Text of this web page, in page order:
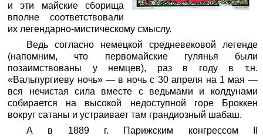
и эти майские сборища
вполне соответствовали
их легендарно-мистическому смыслу.
Ведь согласно немецкой средневековой легенде
(напомним, что первомайские гулянья были
позаимствованы у немцев), раз в году в т.н.
«Вальпургиеву ночь» — в ночь с 30 апреля на 1 мая —
вся нечистая сила вместе с ведьмами и колдунами
собирается на высокой недоступной горе Броккен
вокруг сатаны и устраивает там грандиозный шабаш.
А в 1889 г. Парижским конгрессом II